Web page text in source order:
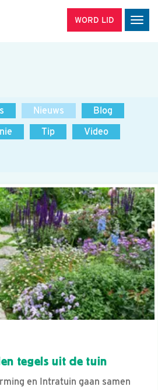
WORD LID
Nieuws
Blog
Tip
Video
tegels uit de tuin
en Intratuin gaan samen